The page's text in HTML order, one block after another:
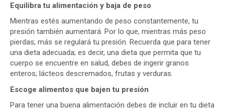
Equilibra tu alimentación y baja de peso
Mientras estés aumentando de peso constantemente, tu
presión también aumentará. Por lo que, mientras más peso
pierdas; más se regulará tu presión. Recuerda que para tener
una dieta adecuada; es decir, una dieta que permita que tu
cuerpo se encuentre en salud, debes de ingerir granos
enteros; lácteos descremados, frutas y verduras.
Escoge alimentos que bajen tu presión
Para tener una buena alimentación debes de incluir en tu dieta